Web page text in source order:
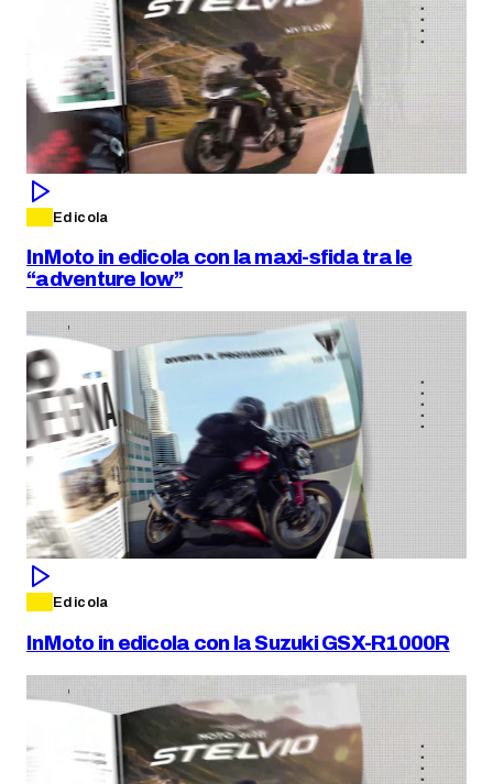
Edicola
InMoto in edicola con la maxi-sfida tra le
“adventure low”
Edicola
InMoto in edicola con la Suzuki GSX-R1000R